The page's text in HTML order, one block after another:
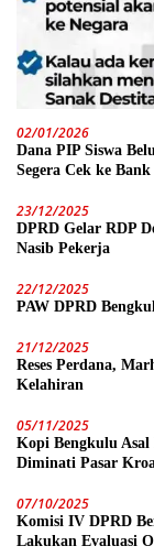
02/01/2026
Dana PIP Siswa
Segera Cek ke Bank
23/12/2025
DPRD Gelar RDP
Nasib Pekerja
22/12/2025
PAW DPRD
21/12/2025
Reses Perdana,
Kelahiran
05/11/2025
Kopi Bengkulu Asal
Diminati Pasar
07/10/2025
Komisi IV DPRD
Lakukan Evaluasi